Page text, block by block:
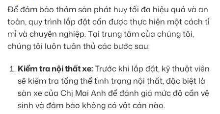
Để đảm bảo thảm sàn phát huy tối đa hiệu quả và an
toàn, quy trình lắp đặt cần được thực hiện một cách tỉ
mỉ và chuyên nghiệp. Tại trung tâm của chúng tôi,
chúng tôi luôn tuân thủ các bước sau:
Kiểm tra nội thất xe:Trước khi lắp đặt, kỹ thuật viên
sẽ kiểm tra tổng thể tình trạng nội thất, đặc biệt là
sàn xe của Chị Mai Anh để đánh giá mức độ cần vệ
sinh và đảm bảo không có vật cản nào.